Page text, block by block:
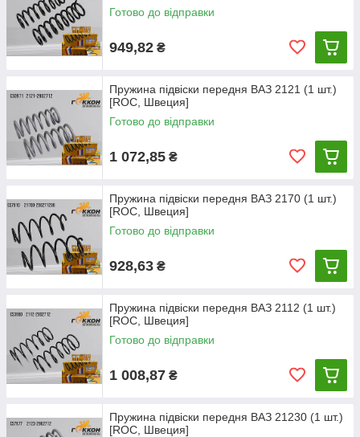
Готово до відправки
949,82 ₴
Пружина підвіски передня ВАЗ 2121 (1 шт.)
[ROC, Швеция]
Готово до відправки
1 072,85 ₴
Пружина підвіски передня ВАЗ 2170 (1 шт.)
[ROC, Швеция]
Готово до відправки
928,63 ₴
Пружина підвіски передня ВАЗ 2112 (1 шт.)
[ROC, Швеция]
Готово до відправки
1 008,87 ₴
Пружина підвіски передня ВАЗ 21230 (1 шт.)
[ROC, Швеция]